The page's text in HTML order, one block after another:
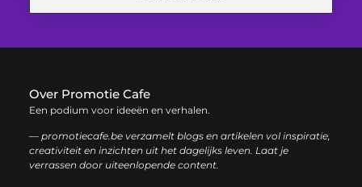
Over Promotie Cafe
Een podium voor ideeën en verhalen.
— promotiecafe.be verzamelt blogs en artikelen vol inspiratie,
creativiteit en inzichten uit het dagelijks leven. Laat je
verrassen door uiteenlopende content.